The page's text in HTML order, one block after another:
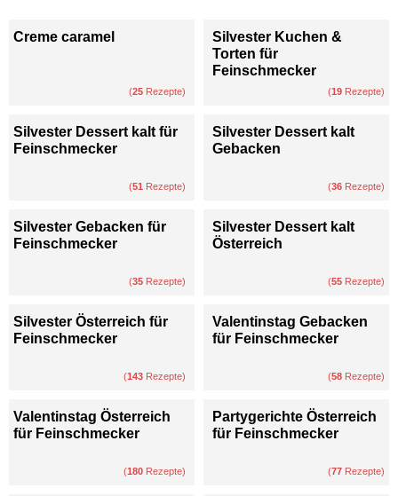
Creme caramel
(25 Rezepte)
Silvester Kuchen &
Torten für
Feinschmecker
(19 Rezepte)
Silvester Dessert kalt für
Feinschmecker
(51 Rezepte)
Silvester Dessert kalt
Gebacken
(36 Rezepte)
Silvester Gebacken für
Feinschmecker
(35 Rezepte)
Silvester Dessert kalt
Österreich
(55 Rezepte)
Silvester Österreich für
Feinschmecker
(143 Rezepte)
Valentinstag Gebacken
für Feinschmecker
(58 Rezepte)
Valentinstag Österreich
für Feinschmecker
(180 Rezepte)
Partygerichte Österreich
für Feinschmecker
(77 Rezepte)